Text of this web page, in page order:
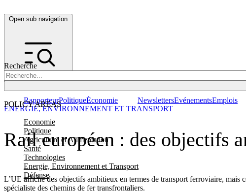
Open sub navigation
Recherche
POLICY AREAS
Economie
Politique
Agriculture et Alimentation
Santé
Technologies
Energie, Environnement et Transport
Défense
RapporteurPolitiqueÉconomie NewslettersEvénementsEmplois
Rail européen : des objectifs
L’UE affiche des objectifs ambitieux en termes de transport ferroviaire, mais
spécialiste des chemins de fer transfrontaliers.
ENERGIE, ENVIRONNEMENT ET TRANSPORT